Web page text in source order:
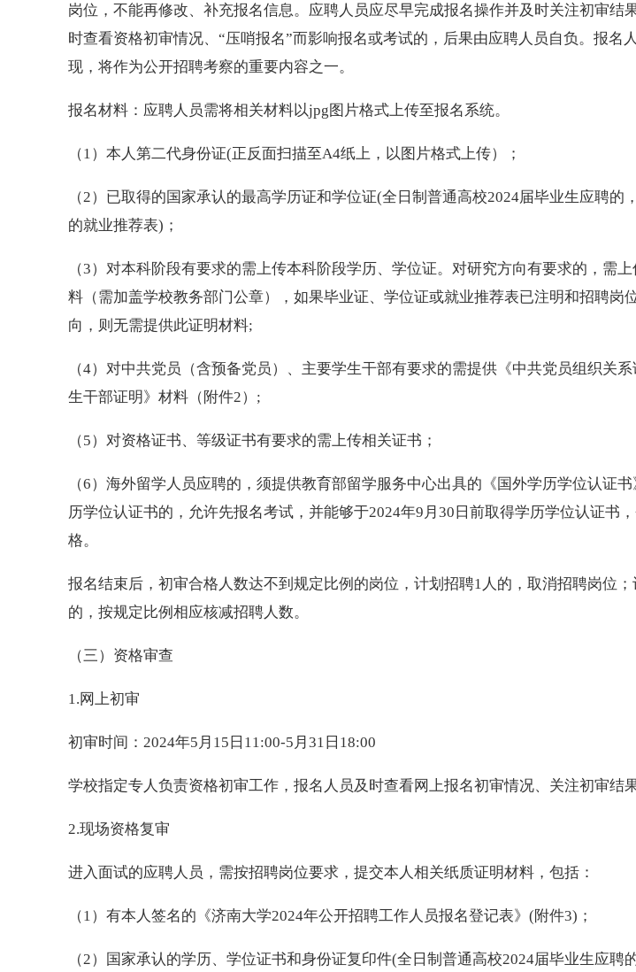
岗位，不能再修改、补充报名信息。应聘人员应尽早完成报名操作并及时关注初审结
时查看资格初审情况、“压哨报名”而影响报名或考试的，后果由应聘人员自负。报名
现，将作为公开招聘考察的重要内容之一。
报名材料：应聘人员需将相关材料以jpg图片格式上传至报名系统。
（1）本人第二代身份证(正反面扫描至A4纸上，以图片格式上传）；
（2）已取得的国家承认的最高学历证和学位证(全日制普通高校2024届毕业生应聘的
的就业推荐表)；
（3）对本科阶段有要求的需上传本科阶段学历、学位证。对研究方向有要求的，需
料（需加盖学校教务部门公章），如果毕业证、学位证或就业推荐表已注明和招聘岗
向，则无需提供此证明材料;
（4）对中共党员（含预备党员）、主要学生干部有要求的需提供《中共党员组织关
生干部证明》材料（附件2）;
（5）对资格证书、等级证书有要求的需上传相关证书；
（6）海外留学人员应聘的，须提供教育部留学服务中心出具的《国外学历学位认证
历学位认证书的，允许先报名考试，并能够于2024年9月30日前取得学历学位认证书
格。
报名结束后，初审合格人数达不到规定比例的岗位，计划招聘1人的，取消招聘岗位
的，按规定比例相应核减招聘人数。
（三）资格审查
1.网上初审
初审时间：2024年5月15日11:00-5月31日18:00
学校指定专人负责资格初审工作，报名人员及时查看网上报名初审情况、关注初审结果
2.现场资格复审
进入面试的应聘人员，需按招聘岗位要求，提交本人相关纸质证明材料，包括：
（1）有本人签名的《济南大学2024年公开招聘工作人员报名登记表》(附件3)；
（2）国家承认的学历、学位证书和身份证复印件(全日制普通高校2024届毕业生应聘